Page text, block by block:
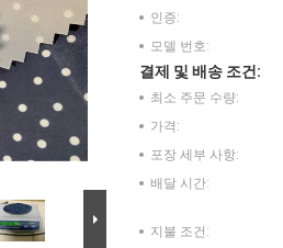
인증:
모델 번호:
결제 및 배송 조건:
최소 주문 수량:
가격:
포장 세부 사항:
배달 시간:
지불 조건: